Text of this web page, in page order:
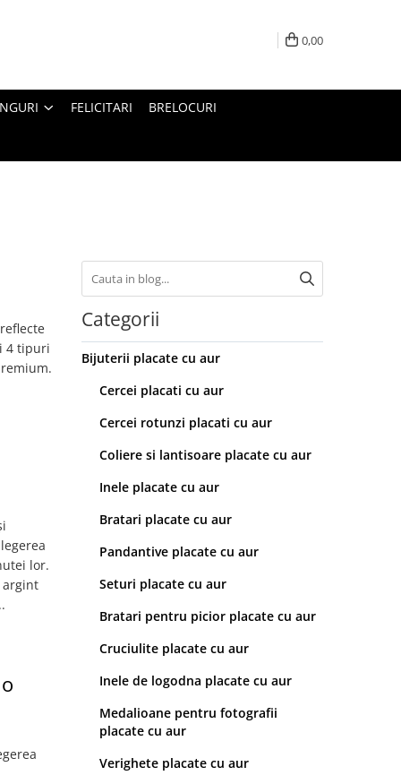
0,00
FELICITARI BRELOCURI
4 tipuri
lor.
argint
Categorii
Bijuterii placate cu aur
Cercei placati cu aur
Cercei rotunzi placati cu aur
Coliere si lantisoare placate cu aur
Inele placate cu aur
Bratari placate cu aur
Pandantive placate cu aur
Seturi placate cu aur
Bratari pentru picior placate cu aur
Cruciulite placate cu aur
Inele de logodna placate cu aur
Medalioane pentru fotografii
placate cu aur
Verighete placate cu aur